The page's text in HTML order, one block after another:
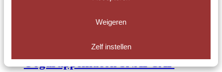
Weigeren
Zelf instellen
Nebulisator wit LDPE 25ml
Oogdruppelflacon SNAPCAP